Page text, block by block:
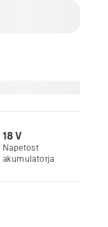
18 V
Napetost
akumulatorja